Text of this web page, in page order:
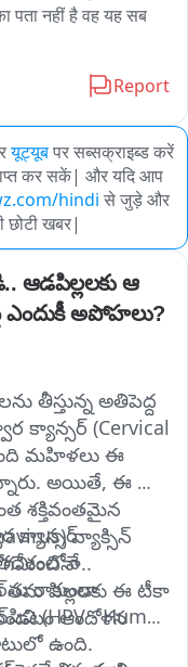
पता नहीं है वह यह सब
Report
यूट्यूबपर सब्सक्राइब्ड करें
कर सकें| और यदि आप
hindi से जुड़े और
छोटी खबर|
ఆడపిల్లలకు ఆ
అపోహలు?
తీస్తున్న అతిపెద్ద
క్యాన్సర్ (Cervical
మహిళలు ఈ
అయితే, ఈ
శక్తివంతమైన
వ్యాక్సిన్
తమ పిల్లలకు ఈ టీకా
ఆందోళన
క్యాన్సర్
రాకుండా
(HPV - Human
ఉంది.